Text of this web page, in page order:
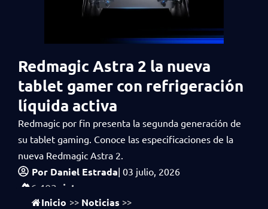
Redmagic Astra 2 la nueva
tablet gamer con refrigeración
líquida activa
Redmagic por fin presenta la segunda generación de
su tablet gaming. Conoce las especificaciones de la
nueva Redmagic Astra 2.
Por Daniel Estrada| 03 julio, 2026
6,403 vistas
Inicio >> Noticias >>